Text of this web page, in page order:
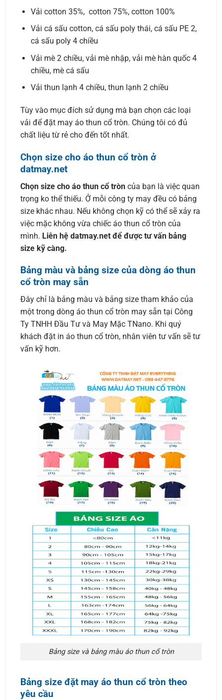
Vải cotton 35%, cotton 75%, cotton 100%
Vải cá sấu cotton, cá sấu poly thái, cá sấu PE 2,
cá sấu poly 4 chiều
Vải mè 2 chiều, vải mè nhập, vải mè hàn quốc 4
chiều, mè cá sấu
Vải thun lạnh 4 chiều, thun lạnh 2 chiều
Tùy vào mục đích sử dụng mà bạn chọn các loại
vải để đặt may áo thun cổ tròn. Chúng tôi có đủ
chất liệu từ rẻ cho đến tốt nhất.
Chọn size cho áo thun cổ tròn ở
datmay.net
Chọn size cho áo thun cổ tròn của bạn là việc quan
trọng ko thể thiếu. Ở mỗi công ty may đều có bảng
size khác nhau. Nếu không chọn kỹ có thể sẽ xảy ra
việc mặc không vừa chiếc áo thun cổ tròn của
mình. Liên hệ datmay.net để được tư vấn bảng
size kỹ càng.
Bảng màu và bảng size của dòng áo thun
cổ tròn may sẵn
Đây chỉ là bảng màu và bảng size tham khảo của
một trong dòng áo thun cổ tròn may sẵn tại Công
Ty TNHH Đầu Tư và May Mặc TNano. Khi quý
khách đặt in áo thun cổ tròn, nhân viên tư vấn sẽ tư
vấn kỹ hơn.
Bảng size và bảng màu áo thun cổ tròn
Bảng size đặt may áo thun cổ tròn theo
yêu cầu